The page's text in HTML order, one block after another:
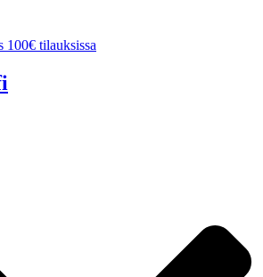
100€ tilauksissa